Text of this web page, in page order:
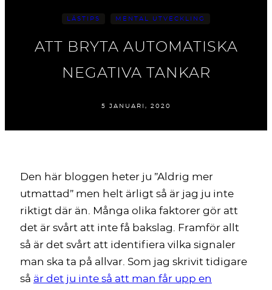
LÄSTIPS MENTAL UTVECKLING
ATT BRYTA AUTOMATISKA
NEGATIVA TANKAR
5 JANUARI, 2020
Den här bloggen heter ju ”Aldrig mer
utmattad” men helt ärligt så är jag ju inte
riktigt där än. Många olika faktorer gör att
det är svårt att inte få bakslag. Framför allt
så är det svårt att identifiera vilka signaler
man ska ta på allvar. Som jag skrivit tidigare
så är det ju inte så att man får upp en